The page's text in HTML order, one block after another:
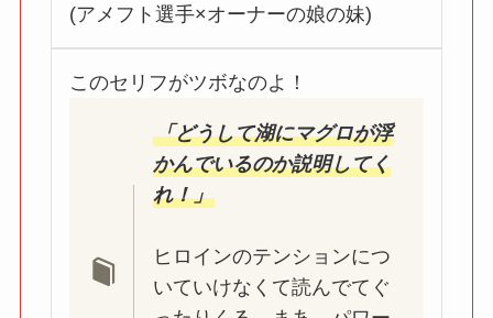
(アメフト選手×オーナーの娘の妹)
このセリフがツボなのよ！
「どうして湖にマグロが浮
かんでいるのか説明してく
れ！」
ヒロインのテンションにつ
いていけなくて読んでてぐ